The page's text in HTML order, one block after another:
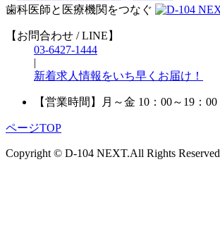
歯科医師と医療機関をつなぐ
【お問合わせ / LINE】
03-6427-1444
|
新着求人情報をいち早くお届け！
【営業時間】 月～金 10：00～19：00
ページTOP
Copyright © D-104 NEXT.All Rights Reserved